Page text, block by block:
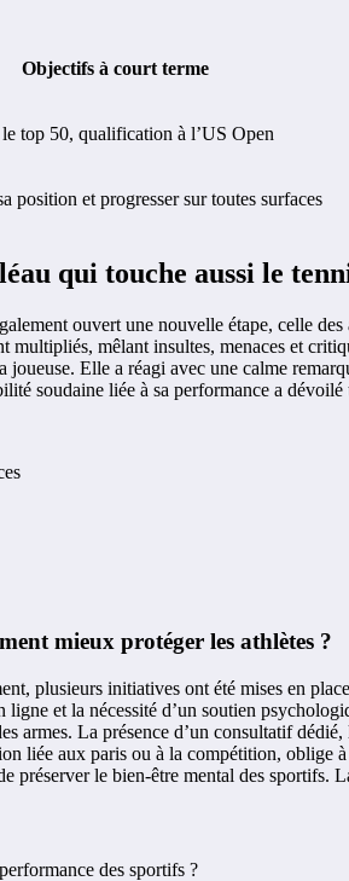
Objectifs à court terme
top 50, qualification à l’US Open
position et progresser sur toutes surfaces
qui touche aussi le
ouvert une nouvelle étape, celle
multipliés, mêlant insultes, menaces et
joueuse. Elle a réagi avec une calme
soudaine liée à sa performance a
mieux protéger les athlètes ?
plusieurs initiatives ont été mises en
ligne et la nécessité d’un soutien
armes. La présence d’un consultatif
liée aux paris ou à la compétition, oblige
préserver le bien-être mental des
des sportifs ?